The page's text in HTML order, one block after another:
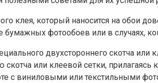
клея, который наносится на обои
фотообоев или в случаях,
двухстороннего скотча или
или клеевой сетки,
с виниловыми или текстильными